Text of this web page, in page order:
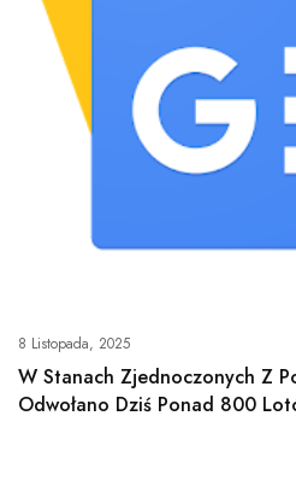
8 Listopada, 2025
W Stanach Zjednoczonych Z
Odwołano Dziś Ponad 800